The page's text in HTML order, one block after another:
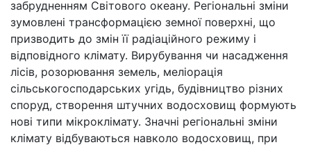
забрудненням Світового океану. Регіональні зміни
зумовлені трансформацією земної поверхні, що
призводить до змін її радіаційного режиму і
відповідного клімату. Вирубування чи насадження
лісів, розорювання земель, меліорація
сільськогосподарських угідь, будівництво різних
споруд, створення штучних водосховищ формують
нові типи мікроклімату. Значні регіональні зміни
клімату відбуваються навколо водосховищ, при